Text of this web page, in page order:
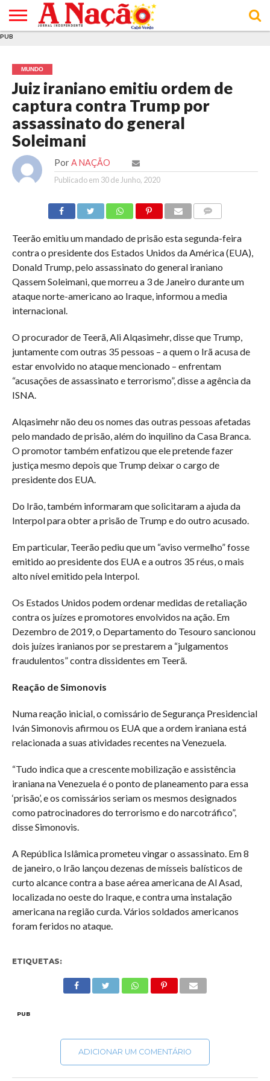
E DE
COOKIES
DE
UTILIZAÇÃO
PUB
MUNDO
Juiz iraniano emitiu ordem de
captura contra Trump por
assassinato do general
Soleimani
Por A NAÇÃO
Publicado em 30 de Junho, 2020
Teerão emitiu um mandado de prisão esta segunda-feira
contra o presidente dos Estados Unidos da América (EUA),
Donald Trump, pelo assassinato do general iraniano
Qassem Soleimani, que morreu a 3 de Janeiro durante um
ataque norte-americano ao Iraque, informou a media
internacional.
O procurador de Teerã, Ali Alqasimehr, disse que Trump,
juntamente com outras 35 pessoas – a quem o Irã acusa de
estar envolvido no ataque mencionado – enfrentam
“acusações de assassinato e terrorismo”, disse a agência da
ISNA.
Alqasimehr não deu os nomes das outras pessoas afetadas
pelo mandado de prisão, além do inquilino da Casa Branca.
O promotor também enfatizou que ele pretende fazer
justiça mesmo depois que Trump deixar o cargo de
presidente dos EUA.
Do Irão, também informaram que solicitaram a ajuda da
Interpol para obter a prisão de Trump e do outro acusado.
Em particular, Teerão pediu que um “aviso vermelho” fosse
emitido ao presidente dos EUA e a outros 35 réus, o mais
alto nível emitido pela Interpol.
Os Estados Unidos podem ordenar medidas de retaliação
contra os juízes e promotores envolvidos na ação. Em
Dezembro de 2019, o Departamento do Tesouro sancionou
dois juízes iranianos por se prestarem a “julgamentos
fraudulentos” contra dissidentes em Teerã.
Reação de Simonovis
Numa reação inicial, o comissário de Segurança Presidencial
Iván Simonovis afirmou os EUA que a ordem iraniana está
relacionada a suas atividades recentes na Venezuela.
“Tudo indica que a crescente mobilização e assistência
iraniana na Venezuela é o ponto de planeamento para essa
‘prisão’, e os comissários seriam os mesmos designados
como patrocinadores do terrorismo e do narcotráfico”,
disse Simonovis.
A República Islâmica prometeu vingar o assassinato. Em 8
de janeiro, o Irão lançou dezenas de mísseis balísticos de
curto alcance contra a base aérea americana de Al Asad,
localizada no oeste do Iraque, e contra uma instalação
americana na região curda. Vários soldados americanos
foram feridos no ataque.
ETIQUETAS:
PUB
ADICIONAR UM COMENTÁRIO